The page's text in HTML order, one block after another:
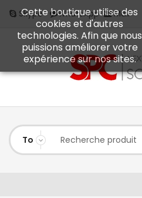
Skype WhatsApp Mail
Cette boutique utilise des
cookies et d'autres
technologies. Afin que nous
puissions améliorer votre
expérience sur nos sites.